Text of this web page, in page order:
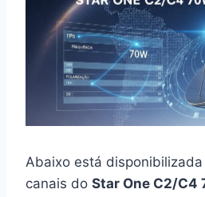
Abaixo está disponibilizada
canais do Star One C2/C4